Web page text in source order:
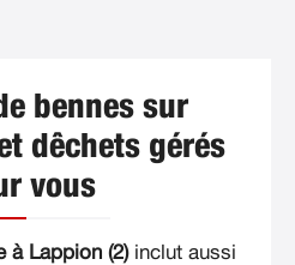
bennes sur
dêchets gérés
vous
à Lappion (2)inclut aussi